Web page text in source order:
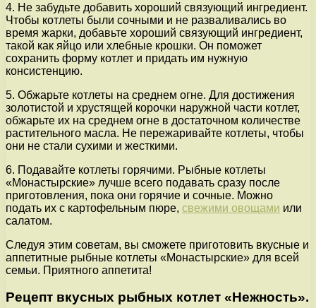
4. Не забудьте добавить хороший связующий ингредиент.
Чтобы котлеты были сочными и не разваливались во
время жарки, добавьте хороший связующий ингредиент,
такой как яйцо или хлебные крошки. Он поможет
сохранить форму котлет и придать им нужную
консистенцию.
5. Обжарьте котлеты на среднем огне. Для достижения
золотистой и хрустящей корочки наружной части котлет,
обжарьте их на среднем огне в достаточном количестве
растительного масла. Не пережаривайте котлеты, чтобы
они не стали сухими и жесткими.
6. Подавайте котлеты горячими. Рыбные котлеты
«Монастырские» лучше всего подавать сразу после
приготовления, пока они горячие и сочные. Можно
подать их с картофельным пюре, свежими овощами или
салатом.
Следуя этим советам, вы сможете приготовить вкусные и
аппетитные рыбные котлеты «Монастырские» для всей
семьи. Приятного аппетита!
Рецепт вкусных рыбных котлет «Нежность».